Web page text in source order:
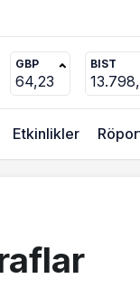
GBP
64,23
BIST
Etkinlikler